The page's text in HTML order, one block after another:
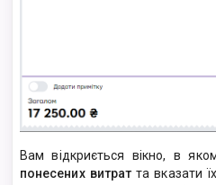
Вам відкриється вікно, в
понесених витрат та вказати